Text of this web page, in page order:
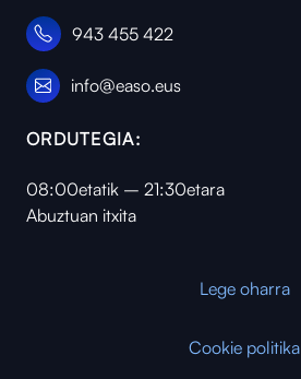
943 455 422
info@easo.eus
ORDUTEGIA:
08:00etatik – 21:30etara
Abuztuan itxita
Lege oharra
Cookie politika